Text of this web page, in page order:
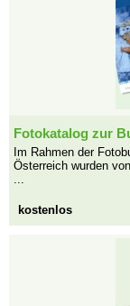
Fotokatalog zur
Im Rahmen der
Österreich wurden
kostenlos